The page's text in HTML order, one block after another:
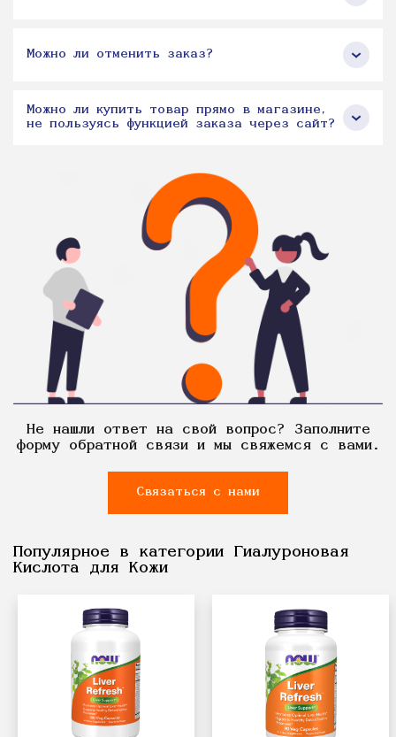
Можно ли отменить заказ?
Можно ли купить товар прямо в магазине,
не пользуясь функцией заказа через сайт?
Не нашли ответ на свой вопрос? Заполните
форму обратной связи и мы свяжемся с вами.
Связаться с нами
Популярное в категории Гиалуроновая
Кислота для Кожи